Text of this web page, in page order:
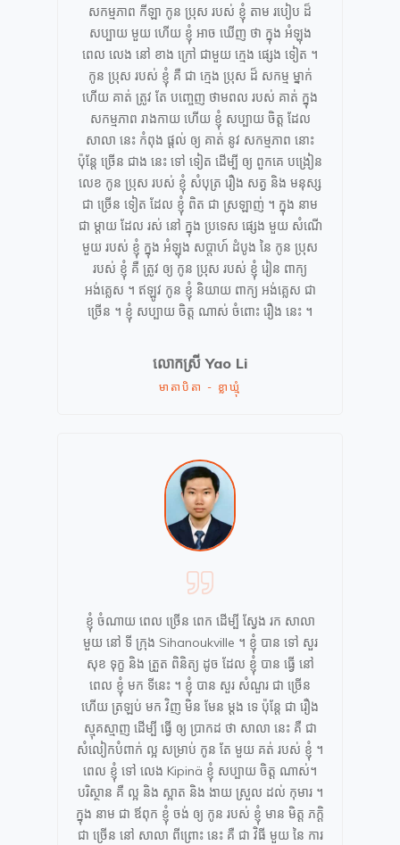
សកម្មភាព កីឡា កូន ប្រុស របស់ ខ្ញុំ តាម របៀប ដ៏
សប្បាយ មួយ ហើយ ខ្ញុំ អាច ឃើញ ថា ក្នុង អំឡុង
ពេល លេង នៅ ខាង ក្រៅ ជាមួយ ក្មេង ផ្សេង ទៀត ។
កូន ប្រុស របស់ ខ្ញុំ គឺ ជា ក្មេង ប្រុស ដ៏ សកម្ម ម្នាក់
ហើយ គាត់ ត្រូវ តែ បញ្ចេញ ថាមពល របស់ គាត់ ក្នុង
សកម្មភាព រាងកាយ ហើយ ខ្ញុំ សប្បាយ ចិត្ត ដែល
សាលា នេះ កំពុង ផ្តល់ ឲ្យ គាត់ នូវ សកម្មភាព នោះ
ប៉ុន្តែ ច្រើន ជាង នេះ ទៅ ទៀត ដើម្បី ឲ្យ ពួកគេ បង្រៀន
លេខ កូន ប្រុស របស់ ខ្ញុំ សំបុត្រ រឿង សត្វ និង មនុស្ស
ជា ច្រើន ទៀត ដែល ខ្ញុំ ពិត ជា ស្រឡាញ់ ។ ក្នុង នាម
ជា ម្តាយ ដែល រស់ នៅ ក្នុង ប្រទេស ផ្សេង មួយ សំណើ
មួយ របស់ ខ្ញុំ ក្នុង អំឡុង សប្តាហ៍ ដំបូង នៃ កូន ប្រុស
របស់ ខ្ញុំ គឺ ត្រូវ ឲ្យ កូន ប្រុស របស់ ខ្ញុំ រៀន ពាក្យ
អង់គ្លេស ។ ឥឡូវ កូន ខ្ញុំ និយាយ ពាក្យ អង់គ្លេស ជា
ច្រើន ។ ខ្ញុំ សប្បាយ ចិត្ត ណាស់ ចំពោះ រឿង នេះ ។
លោកស្រីYao Li
មាតាបិតា - ខ្លាឃ្មុំ
ខ្ញុំ ចំណាយ ពេល ច្រើន ពេក ដើម្បី ស្វែង រក សាលា
មួយ នៅ ទី ក្រុង Sihanoukville ។ ខ្ញុំ បាន ទៅ សួរ
សុខ ទុក្ខ និង ត្រួត ពិនិត្យ ដូច ដែល ខ្ញុំ បាន ធ្វើ នៅ
ពេល ខ្ញុំ មក ទីនេះ ។ ខ្ញុំ បាន សួរ សំណួរ ជា ច្រើន
ហើយ ត្រឡប់ មក វិញ មិន មែន ម្តង ទេ ប៉ុន្តែ ជា រឿង
ស្មុគស្មាញ ដើម្បី ធ្វើ ឲ្យ ប្រាកដ ថា សាលា នេះ គឺ ជា
សំលៀកបំពាក់ ល្អ សម្រាប់ កូន តែ មួយ គត់ របស់ ខ្ញុំ ។
ពេល ខ្ញុំ ទៅ លេង Kipinä ខ្ញុំ សប្បាយ ចិត្ត ណាស់។
បរិស្ថាន គឺ ល្អ និង ស្អាត និង ងាយ ស្រួល ដល់ កុមារ ។
ក្នុង នាម ជា ឪពុក ខ្ញុំ ចង់ ឲ្យ កូន របស់ ខ្ញុំ មាន មិត្ត ភក្តិ
ជា ច្រើន នៅ សាលា ពីព្រោះ នេះ គឺ ជា វិធី មួយ នៃ ការ